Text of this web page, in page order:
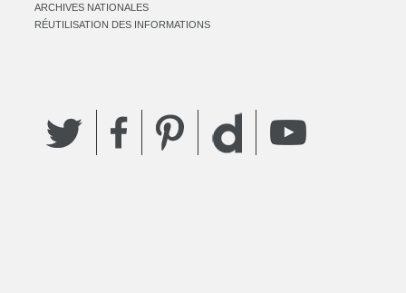
ARCHIVES NATIONALES
RÉUTILISATION DES INFORMATIONS